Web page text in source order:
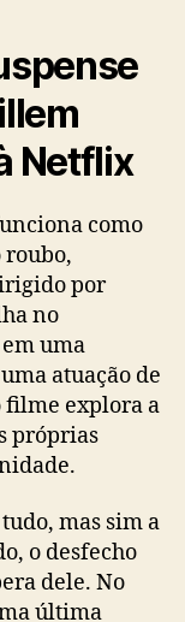
Netflix
como
por
no
uma
atuação de
filme explora a
próprias
mas sim a
o desfecho
dele. No
última